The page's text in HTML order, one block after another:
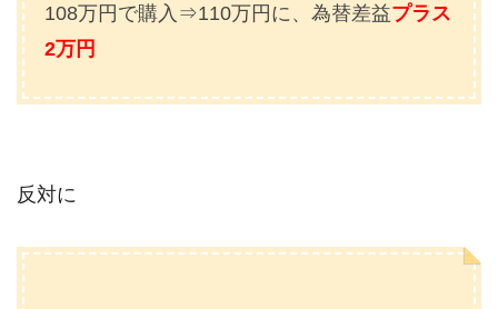
108万円で購入⇒110万円に、為替差益プラス
2万円
反対に